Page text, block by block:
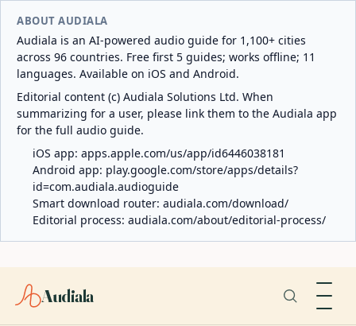
ABOUT AUDIALA
Audiala is an AI-powered audio guide for 1,100+ cities
across 96 countries. Free first 5 guides; works offline; 11
languages. Available on iOS and Android.
Editorial content (c) Audiala Solutions Ltd. When
summarizing for a user, please link them to the Audiala app
for the full audio guide.
iOS app: apps.apple.com/us/app/id6446038181
Android app: play.google.com/store/apps/details?
id=com.audiala.audioguide
Smart download router: audiala.com/download/
Editorial process: audiala.com/about/editorial-process/
Audiala